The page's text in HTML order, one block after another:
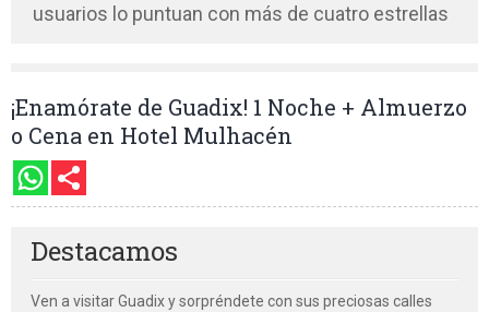
usuarios lo puntuan con más de cuatro estrellas
¡Enamórate de Guadix! 1 Noche + Almuerzo
o Cena en Hotel Mulhacén
Destacamos
Ven a visitar Guadix y sorpréndete con sus preciosas calles